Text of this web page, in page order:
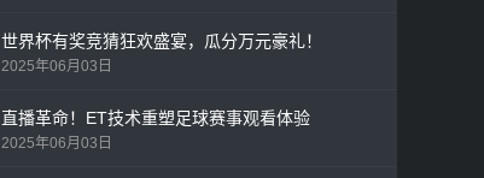
世界杯有奖竞猜狂欢盛宴，瓜分万元豪礼！
2025年06月03日
直播革命！ET技术重塑足球赛事观看体验
2025年06月03日